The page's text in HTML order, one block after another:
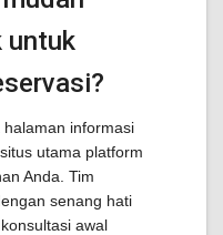
untuk
informasi
utama platform
Anda. Tim
senang hati
awal